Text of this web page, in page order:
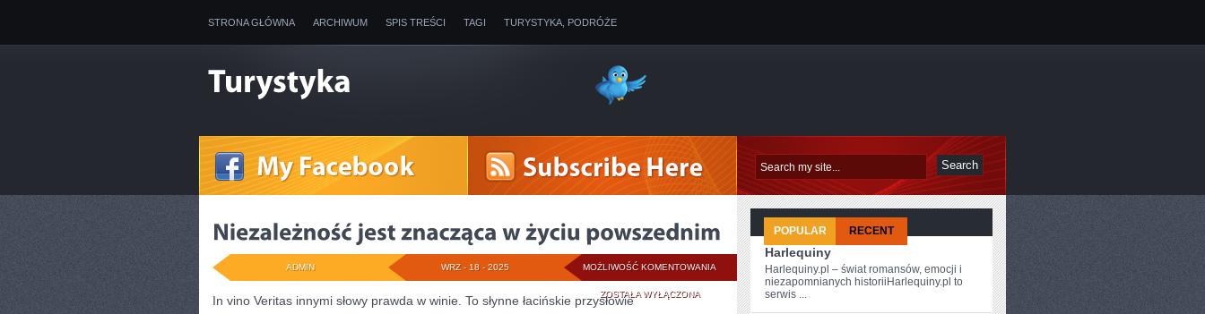
STRONA GŁÓWNA ARCHIWUM SPIS TREŚCI TAGI TURYSTYKA, PODRÓŻE
MOŻLIWOŚĆ KOMENTOWANIA NIEZALEŻNOŚĆ
JEST
ZOSTAŁA WYŁĄCZONA
WRZ - 18 - 2025
ADMIN
In vino Veritas innymi słowy prawda w winie. To słynne łacińskie przysłowie
POPULAR RECENT
Harlequiny
Harlequiny.pl – świat romansów, emocji i
niezapomnianych historiiHarlequiny.pl to
serwis ...